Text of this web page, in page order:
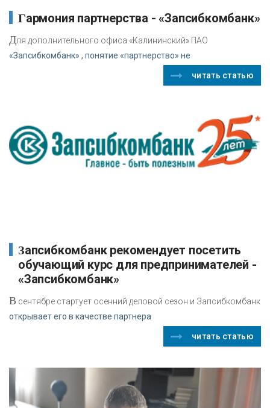
Гармония партнерства - «Запсибкомбанк»
Для дополнительного офиса «Калининский» ПАО
«Запсибкомбанк» , понятие «партнерство» не
читать статью
Запсибкомбанк рекомендует посетить
обучающий курс для предпринимателей -
«Запсибкомбанк»
В сентябре стартует осенний деловой сезон и Запсибкомбанк
открывает его в качестве партнера
читать статью